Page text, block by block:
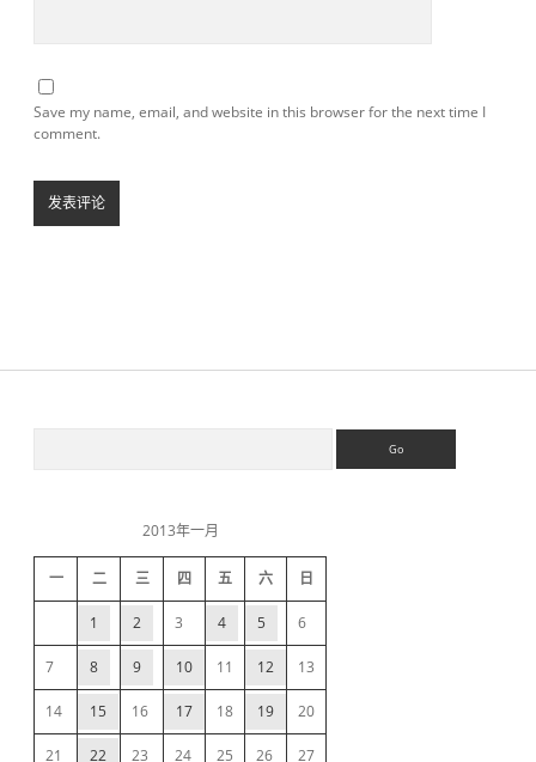
Save my name, email, and website in this browser for the next time I
comment.
d
b
a
2013年一月
一 二 三 四 五 六 日
1 2 3 4 5 6
7 8 9 10 11 12 13
14 15 16 17 18 19 20
21 22 23 24 25 26 27